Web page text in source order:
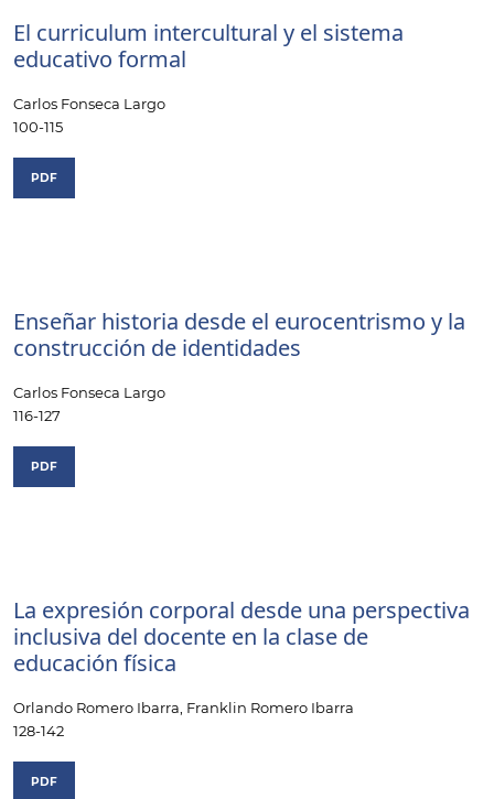
El curriculum intercultural y el sistema
educativo formal
Carlos Fonseca Largo
100-115
PDF
Enseñar historia desde el eurocentrismo y la
construcción de identidades
Carlos Fonseca Largo
116-127
PDF
La expresión corporal desde una perspectiva
inclusiva del docente en la clase de
educación física
Orlando Romero Ibarra, Franklin Romero Ibarra
128-142
PDF